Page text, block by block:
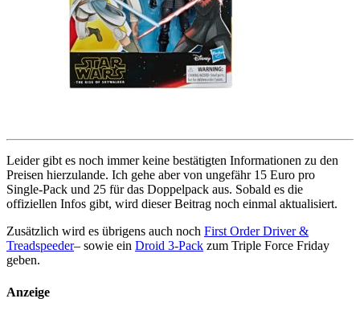
Leider gibt es noch immer keine bestätigten Informationen zu den
Preisen hierzulande. Ich gehe aber von ungefähr 15 Euro pro
Single-Pack und 25 für das Doppelpack aus. Sobald es die
offiziellen Infos gibt, wird dieser Beitrag noch einmal aktualisiert.
Zusätzlich wird es übrigens auch noch First Order Driver &
Treadspeeder– sowie ein Droid 3-Pack zum Triple Force Friday
geben.
Anzeige